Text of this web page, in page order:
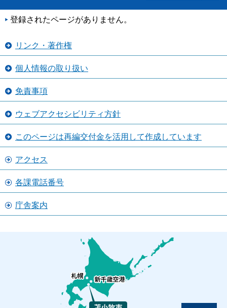
登録されたページがありません。
リンク・著作権
個人情報の取り扱い
免責事項
ウェブアクセシビリティ方針
このページは再編交付金を活用して作成しています
アクセス
各課電話番号
庁舎案内